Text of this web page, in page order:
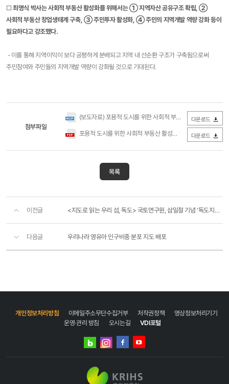
□최명식 박사는 사회적 부동산 활성화를 위해서는 ① 지역자산 공유구조 확립, ②
사회적 부동산 창업생태계 구축, ③ 주민투자 활성화, ④ 주민의 지역개발 역량 강화 등이
필요하다고 강조했다.
- 이를 통해 지역이익이 보다 공평하게 분배되고 지역 내 선순환 구조가 구축됨으로써
주민참여와 주민들의 지역개발 역량이 강화될 것으로 기대된다.​
첨부파일
(보도자료) 포용적 도시를 위한 사회적 부동산 활성화 방안.hwp 다운로드
포용적 도시를 위한 사회적 부동산 활성화 방안.pdf (0Byte / 다운
다운로드
목록
이전글 <지도로 읽는 우리 섬, 독도> 국토연구원, 삼일절 기념 ‘독도지도 특별전’ 개최
다음글 우리나라 영유아 인구비중 분포 지도 배포
개인정보처리방침 이메일주소무단수집거부 저작권정책
영상정보처리기기
운영·관리 방침
오시는길 VDI포털
네이버
인스타그램